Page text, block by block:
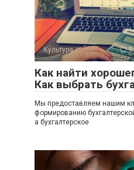
Культура 0
Как найти
Как выбрать
Мы предоставляем нашим
формированию
а бухгалтерское